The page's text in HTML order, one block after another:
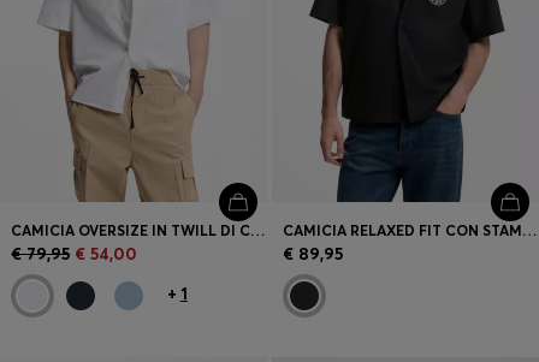
CAMICIA OVERSIZE IN TWILL DI COTONE
€ 79,95 € 54,00
+ 1
CAMICIA RELAXED FIT CON STAMPA SUL PETTO E REVERS
€ 89,95